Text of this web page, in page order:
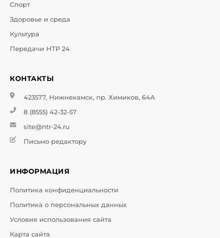
Спорт
Здоровье и среда
Культура
Передачи НТР 24
КОНТАКТЫ
423577, Нижнекамск, пр. Химиков, 64А
8 (8555) 42-32-57
site@ntr-24.ru
Письмо редактору
ИНФОРМАЦИЯ
Политика конфиденциальности
Политика о персональных данных
Условия использования сайта
Карта сайта